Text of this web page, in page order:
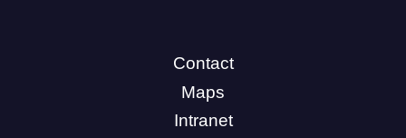
Contact
Maps
Intranet